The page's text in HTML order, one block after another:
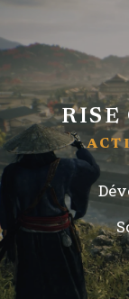
RISE